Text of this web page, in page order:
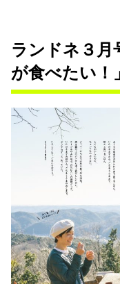
ランドネ３月
が食べたい！」